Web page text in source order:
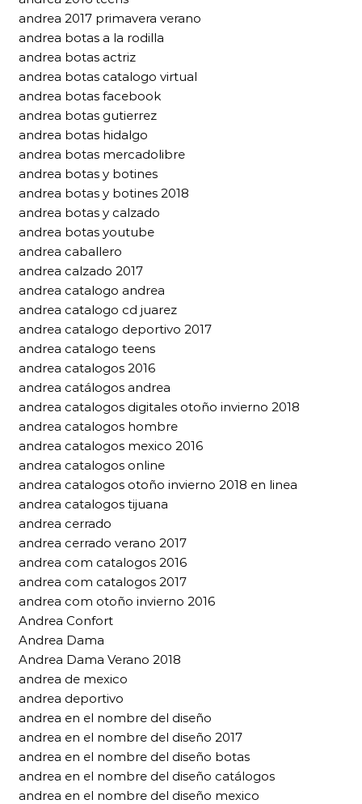
andrea 2017 primavera verano
andrea botas a la rodilla
andrea botas actriz
andrea botas catalogo virtual
andrea botas facebook
andrea botas gutierrez
andrea botas hidalgo
andrea botas mercadolibre
andrea botas y botines
andrea botas y botines 2018
andrea botas y calzado
andrea botas youtube
andrea caballero
andrea calzado 2017
andrea catalogo andrea
andrea catalogo cd juarez
andrea catalogo deportivo 2017
andrea catalogo teens
andrea catalogos 2016
andrea catálogos andrea
andrea catalogos digitales otoño invierno 2018
andrea catalogos hombre
andrea catalogos mexico 2016
andrea catalogos online
andrea catalogos otoño invierno 2018 en linea
andrea catalogos tijuana
andrea cerrado
andrea cerrado verano 2017
andrea com catalogos 2016
andrea com catalogos 2017
andrea com otoño invierno 2016
Andrea Confort
Andrea Dama
Andrea Dama Verano 2018
andrea de mexico
andrea deportivo
andrea en el nombre del diseño
andrea en el nombre del diseño 2017
andrea en el nombre del diseño botas
andrea en el nombre del diseño catálogos
andrea en el nombre del diseño mexico